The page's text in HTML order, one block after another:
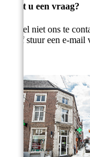
Heeft u een vraag?
Aarzel niet ons te
of stuur een e-mail